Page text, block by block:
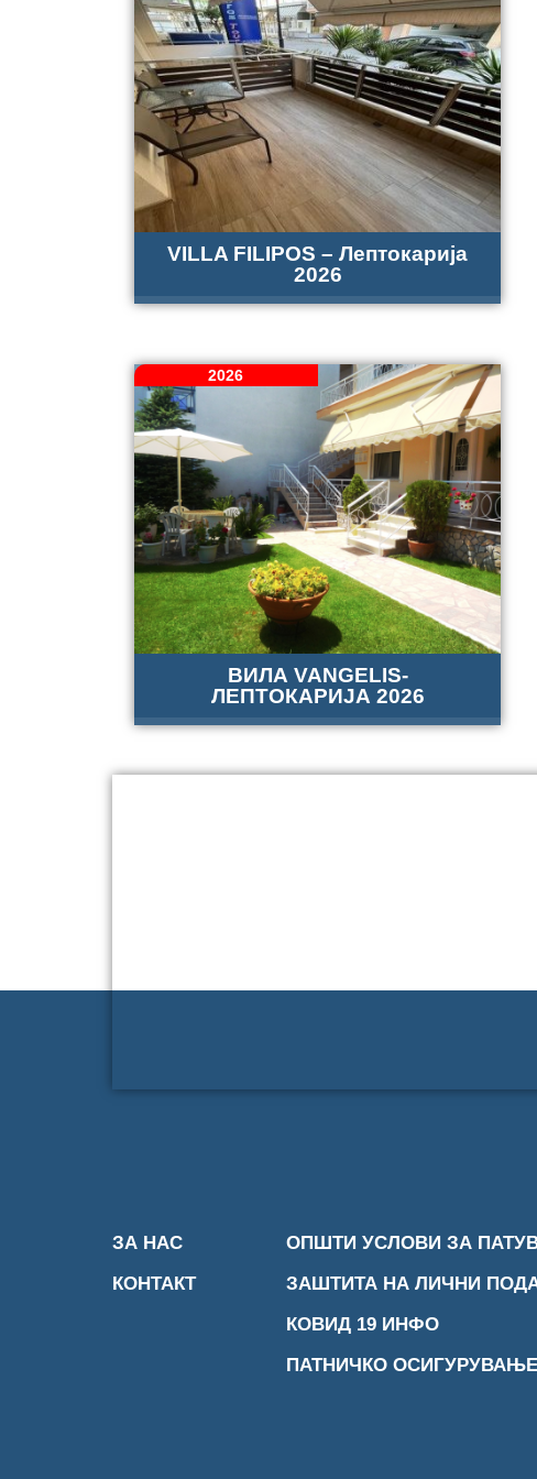
VILLA FILIPOS – Лептокарија
2026
2026
ВИЛА VANGELIS-
ЛЕПТОКАРИЈА 2026
ЗА НАС
КОНТАКТ
ОПШТИ УСЛОВИ ЗА
ЗАШТИТА НА ЛИЧНИ
КОВИД 19 ИНФО
ПАТНИЧКО ОСИГУРУВАЊЕ